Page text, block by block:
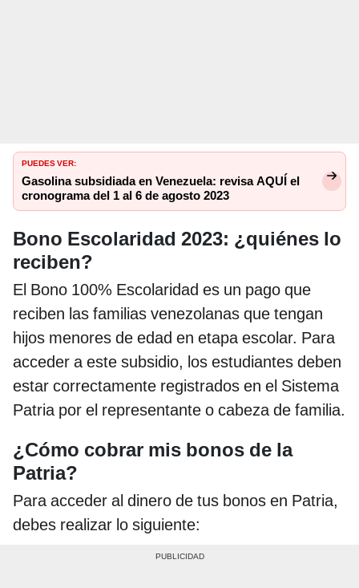
PUEDES VER:
Gasolina subsidiada en Venezuela: revisa AQUÍ el
cronograma del 1 al 6 de agosto 2023
Bono Escolaridad 2023: ¿quiénes lo
reciben?
El Bono 100% Escolaridad es un pago que
reciben las familias venezolanas que tengan
hijos menores de edad en etapa escolar. Para
acceder a este subsidio, los estudiantes deben
estar correctamente registrados en el Sistema
Patria por el representante o cabeza de familia.
¿Cómo cobrar mis bonos de la
Patria?
Para acceder al dinero de tus bonos en Patria,
debes realizar lo siguiente: